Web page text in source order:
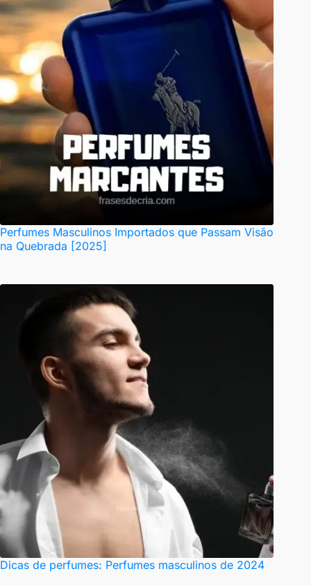
Perfumes Masculinos Importados que Passam Visão
na Quebrada [2025]
Dicas de perfumes: Perfumes masculinos de 2024